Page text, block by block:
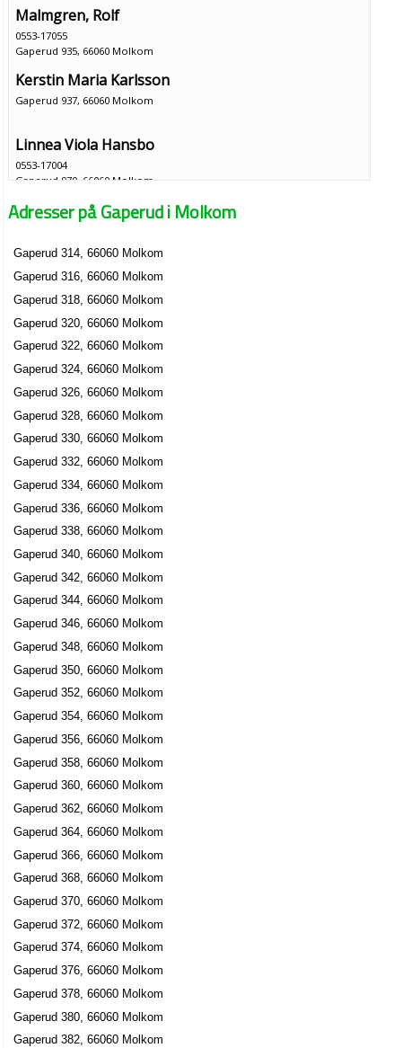
Malmgren, Rolf
0553-17055
Gaperud 935, 66060 Molkom
Kerstin Maria Karlsson
Gaperud 937, 66060 Molkom
Linnea Viola Hansbo
0553-17004
Gaperud 970, 66060 Molkom
Adresser på Gaperud i Molkom
Gaperud 314, 66060 Molkom
Gaperud 316, 66060 Molkom
Gaperud 318, 66060 Molkom
Gaperud 320, 66060 Molkom
Gaperud 322, 66060 Molkom
Gaperud 324, 66060 Molkom
Gaperud 326, 66060 Molkom
Gaperud 328, 66060 Molkom
Gaperud 330, 66060 Molkom
Gaperud 332, 66060 Molkom
Gaperud 334, 66060 Molkom
Gaperud 336, 66060 Molkom
Gaperud 338, 66060 Molkom
Gaperud 340, 66060 Molkom
Gaperud 342, 66060 Molkom
Gaperud 344, 66060 Molkom
Gaperud 346, 66060 Molkom
Gaperud 348, 66060 Molkom
Gaperud 350, 66060 Molkom
Gaperud 352, 66060 Molkom
Gaperud 354, 66060 Molkom
Gaperud 356, 66060 Molkom
Gaperud 358, 66060 Molkom
Gaperud 360, 66060 Molkom
Gaperud 362, 66060 Molkom
Gaperud 364, 66060 Molkom
Gaperud 366, 66060 Molkom
Gaperud 368, 66060 Molkom
Gaperud 370, 66060 Molkom
Gaperud 372, 66060 Molkom
Gaperud 374, 66060 Molkom
Gaperud 376, 66060 Molkom
Gaperud 378, 66060 Molkom
Gaperud 380, 66060 Molkom
Gaperud 382, 66060 Molkom